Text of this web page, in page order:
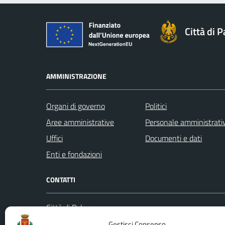
Città di
AMMINISTRAZIONE
Organi di governo
Aree amministrative
Uffici
Enti e fondazioni
Politici
Personale
Documenti e dati
CONTATTI
Città di Palermo
Leggi le